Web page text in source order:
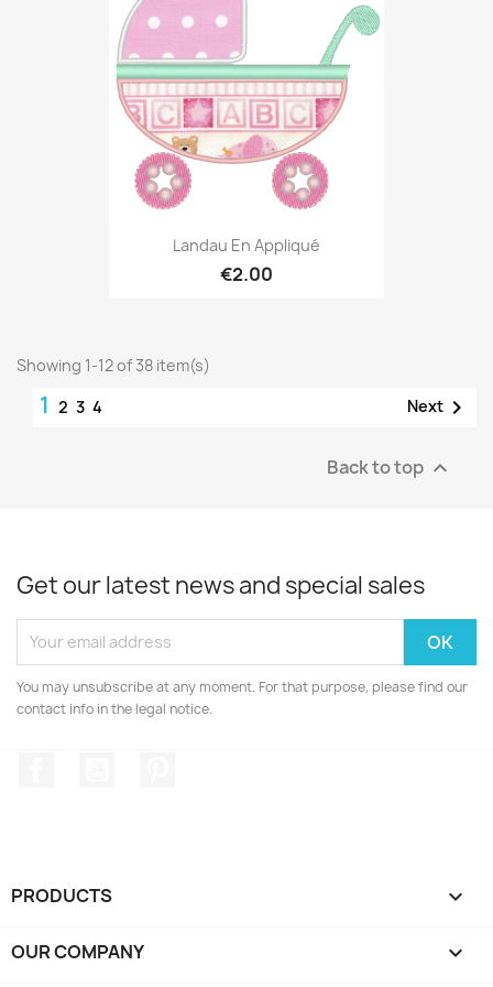
Landau En Appliqué
€2.00
Showing 1-12 of 38 item(s)
1 2 3 4 Next 
Back to top 
Get our latest news and special sales
You may unsubscribe at any moment. For that purpose, please find our
contact info in the legal notice.
PRODUCTS 
OUR COMPANY 